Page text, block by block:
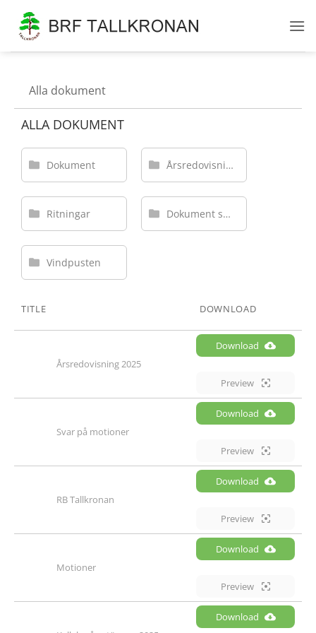
content
Alla dokument
ALLA DOKUMENT
Dokument Årsredovisningar
Ritningar Dokument solceller
Vindpusten
TITLE DOWNLOAD
Årsredovisning 2025
Download
Preview
Svar på motioner
Download
Preview
RB Tallkronan
Download
Preview
Motioner
Download
Preview
Download